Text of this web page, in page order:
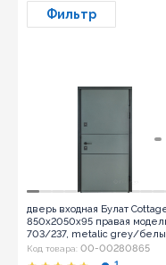
Фильтр
дверь входная Булат
850x2050x95 правая
703/237, metalic grey/
атласный (0006)
Код товара: 00-00280865